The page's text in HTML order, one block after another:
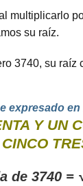
multiplicarlo
su raíz.
3740, su raíz
expresado en
Y UN
de 3740 =